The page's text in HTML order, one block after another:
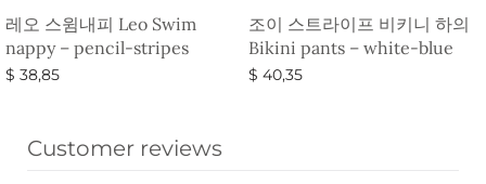
레오 스윔내피 Leo Swim
nappy – pencil-stripes
$ 38,85
조이 스트라이프 비키니 하의
Bikini pants – white-blue
$ 40,35
Customer reviews